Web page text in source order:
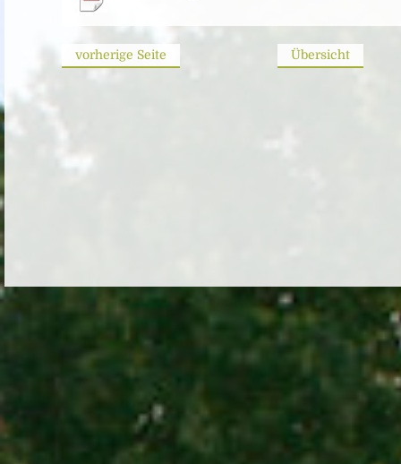
vorherige Seite Übersicht